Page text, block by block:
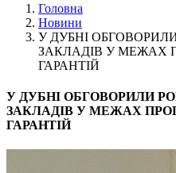
Головна
Новини
У ДУБНІ
ЗАКЛАДІВ У МЕЖАХ
ГАРАНТІЙ
У ДУБНІ ОБГОВОРИЛИ
ЗАКЛАДІВ У МЕЖАХ
ГАРАНТІЙ